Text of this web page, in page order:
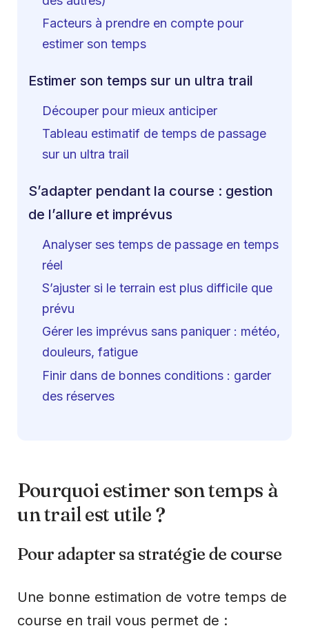
Facteurs à prendre en compte pour
estimer son temps
Estimer son temps sur un ultra trail
Découper pour mieux anticiper
Tableau estimatif de temps de passage
sur un ultra trail
S’adapter pendant la course : gestion
de l’allure et imprévus
Analyser ses temps de passage en temps
réel
S’ajuster si le terrain est plus difficile que
prévu
Gérer les imprévus sans paniquer : météo,
douleurs, fatigue
Finir dans de bonnes conditions : garder
des réserves
Pourquoi estimer son temps à
un trail est utile ?
Pour adapter sa stratégie de course
Une bonne estimation de votre temps de
course en trail vous permet de :